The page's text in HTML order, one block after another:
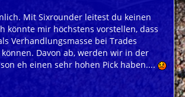
Mit Sixrounder leitest du keinen
könnte mir höchstens vorstellen, dass
Verhandlungsmasse bei Trades
Davon ab, werden wir in der
eh einen sehr hohen Pick haben....